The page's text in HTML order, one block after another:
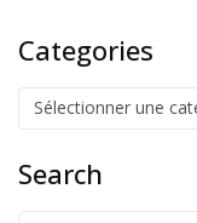
Categories
Search